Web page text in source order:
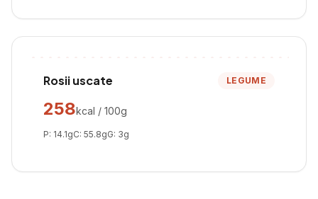
Rosii uscate LEGUME
258kcal / 100g
P: 14.1gC: 55.8gG: 3g